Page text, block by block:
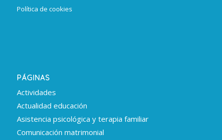
Política de cookies
PÁGINAS
Actividades
Actualidad educación
Asistencia psicológica y terapia familiar
Comunicación matrimonial